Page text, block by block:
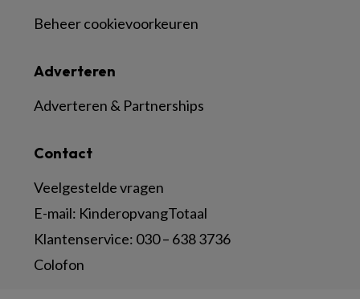
Contact
Veelgestelde vragen
E-mail: KinderopvangTotaal
Klantenservice: 030 – 638 3736
Colofon
Adverteren
Adverteren & Partnerships
Beheer cookievoorkeuren